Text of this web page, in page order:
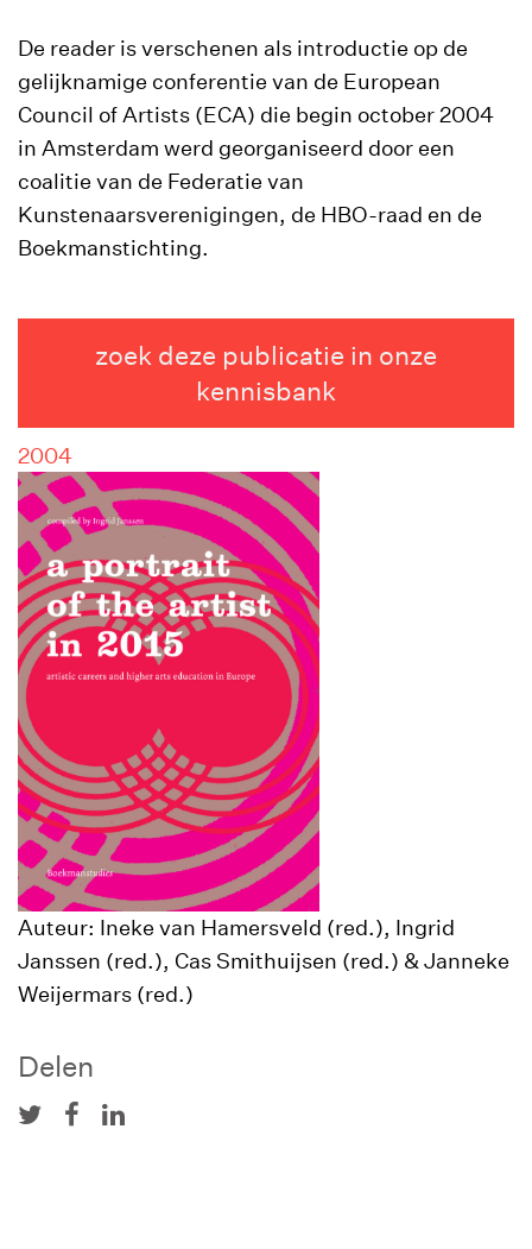
De reader is verschenen als introductie op de
gelijknamige conferentie van de European
Council of Artists (ECA) die begin october 2004
in Amsterdam werd georganiseerd door een
coalitie van de Federatie van
Kunstenaarsverenigingen, de HBO-raad en de
Boekmanstichting.
zoek deze publicatie in onze
kennisbank
2004
Auteur: Ineke van Hamersveld (red.), Ingrid
Janssen (red.), Cas Smithuijsen (red.) & Janneke
Weijermars (red.)
Delen